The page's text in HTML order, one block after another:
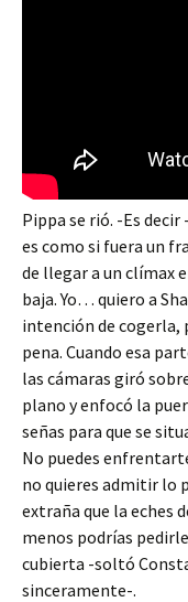
Pippa se rió. -Es
es como si fuera un
de llegar a un clímax
baja. Yo… quiero a
intención de cogerla,
pena. Cuando esa
las cámaras giró
plano y enfocó la
señas para que se
No puedes
no quieres admitir lo
extraña que la eches
menos podrías
cubierta -soltó
sinceramente-.